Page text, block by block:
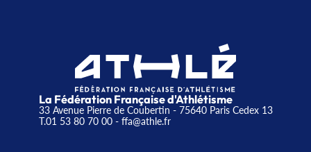
La Fédération Française d'Athlétisme
33 Avenue Pierre de Coubertin - 75640 Paris Cedex 13
T.01 53 80 70 00- ffa@athle.fr